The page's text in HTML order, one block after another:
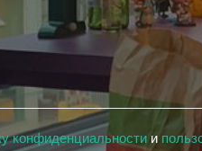
конфиденциальности и